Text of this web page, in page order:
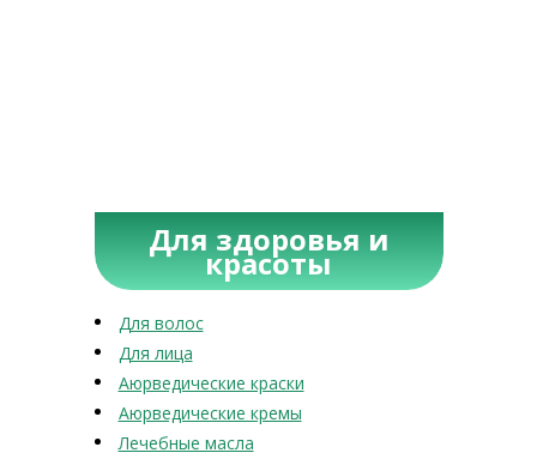
Для здоровья и
красоты
Для волос
Для лица
Аюрведические краски
Аюрведические кремы
Лечебные масла